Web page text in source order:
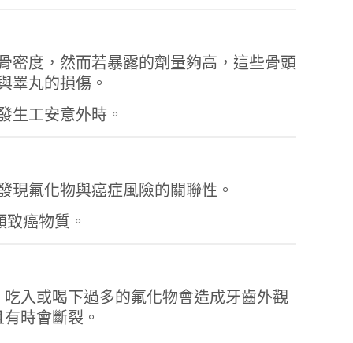
密度，然而若暴露的劑量夠高，這些骨頭
睪丸的損傷。
生工安意外時。
現氟化物與癌症風險的關聯性。
致癌物質。
入或喝下過多的氟化物會造成牙齒外觀
時會斷裂。